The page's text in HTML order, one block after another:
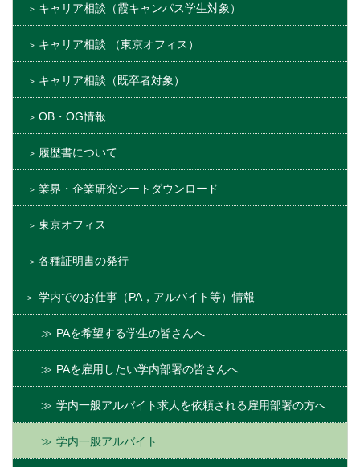
キャリア相談（霞キャンパス学生対象）
キャリア相談 （東京オフィス）
キャリア相談（既卒者対象）
OB・OG情報
履歴書について
業界・企業研究シートダウンロード
東京オフィス
各種証明書の発行
学内でのお仕事（PA，アルバイト等）情報
PAを希望する学生の皆さんへ
PAを雇用したい学内部署の皆さんへ
学内一般アルバイト求人を依頼される雇用部署の方へ
学内一般アルバイト